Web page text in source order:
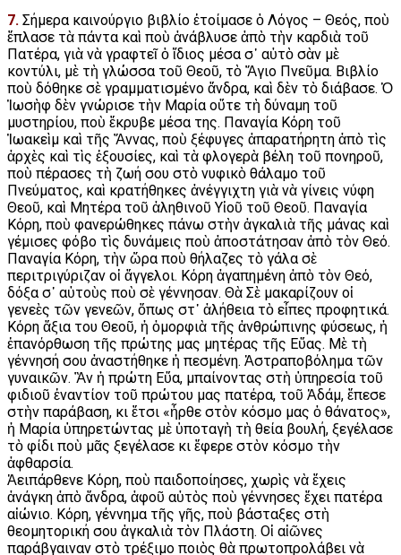
7. Σήμερα καινούργιο βιβλίο ἑτοίμασε ὁ Λόγος – Θεός, ποὺ
ἔπλασε τὰ πάντα καὶ ποὺ ἀνάβλυσε ἀπὸ τὴν καρδιὰ τοῦ
Πατέρα, γιὰ νὰ γραφτεῖ ὁ ἴδιος μέσα σ᾿ αὐτὸ σὰν μὲ
κοντύλι, μὲ τὴ γλώσσα τοῦ Θεοῦ, τὸ Ἅγιο Πνεῦμα. Βιβλίο
ποὺ δόθηκε σὲ γραμματισμένο ἄνδρα, καὶ δὲν τὸ διάβασε. Ὁ
Ἰωσὴφ δὲν γνώρισε τὴν Μαρία οὔτε τὴ δύναμη τοῦ
μυστηρίου, ποὺ ἔκρυβε μέσα της. Παναγία Κόρη τοῦ
Ἰωακεὶμ καὶ τῆς Ἄννας, ποὺ ξέφυγες ἀπαρατήρητη ἀπὸ τὶς
ἀρχὲς καὶ τὶς ἐξουσίες, καὶ τὰ φλογερὰ βέλη τοῦ πονηροῦ,
ποὺ πέρασες τὴ ζωή σου στὸ νυφικὸ θάλαμο τοῦ
Πνεύματος, καὶ κρατήθηκες ἀνέγγιχτη γιὰ νὰ γίνεις νύφη
Θεοῦ, καὶ Μητέρα τοῦ ἀληθινοῦ Υἱοῦ τοῦ Θεοῦ. Παναγία
Κόρη, ποὺ φανερώθηκες πάνω στὴν ἀγκαλιὰ τῆς μάνας καὶ
γέμισες φόβο τὶς δυνάμεις ποὺ ἀποστάτησαν ἀπὸ τὸν Θεό.
Παναγία Κόρη, τὴν ὥρα ποὺ θήλαζες τὸ γάλα σὲ
περιτριγύριζαν οἱ ἄγγελοι. Κόρη ἀγαπημένη ἀπὸ τὸν Θεό,
δόξα σ᾿ αὐτοὺς ποὺ σὲ γέννησαν. Θὰ Σὲ μακαρίζουν οἱ
γενεὲς τῶν γενεῶν, ὅπως στ᾿ ἀλήθεια τὸ εἶπες προφητικά.
Κόρη ἄξια του Θεοῦ, ἡ ὀμορφιὰ τῆς ἀνθρώπινης φύσεως, ἡ
ἐπανόρθωση τῆς πρώτης μας μητέρας τῆς Εὔας. Μὲ τὴ
γέννησή σου ἀναστήθηκε ἡ πεσμένη. Ἀστραποβόλημα τῶν
γυναικῶν. Ἂν ἡ πρώτη Εὔα, μπαίνοντας στὴ ὑπηρεσία τοῦ
φιδιοῦ ἐναντίον τοῦ πρώτου μας πατέρα, τοῦ Ἀδάμ, ἔπεσε
στὴν παράβαση, κι ἔτσι «ἦρθε στὸν κόσμο μας ὁ θάνατος»,
ἡ Μαρία ὑπηρετώντας μὲ ὑποταγὴ τὴ θεία βουλή, ξεγέλασε
τὸ φίδι ποὺ μᾶς ξεγέλασε κι ἔφερε στὸν κόσμο τὴν
ἀφθαρσία.
Ἀειπάρθενε Κόρη, ποὺ παιδοποίησες, χωρὶς νὰ ἔχεις
ἀνάγκη ἀπὸ ἄνδρα, ἀφοῦ αὐτὸς ποὺ γέννησες ἔχει πατέρα
αἰώνιο. Κόρη, γέννημα τῆς γῆς, ποὺ βάσταξες στὴ
θεομητορική σου ἀγκαλιὰ τὸν Πλάστη. Οἱ αἰῶνες
παράβγαιναν στὸ τρέξιμο ποιὸς θὰ πρωτοπρολάβει νὰ